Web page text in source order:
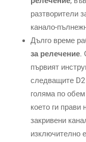
разтворители
канало-
Дълго време
за релечение.
първият
следващите
голяма по
което ги прави
закривени
изключително